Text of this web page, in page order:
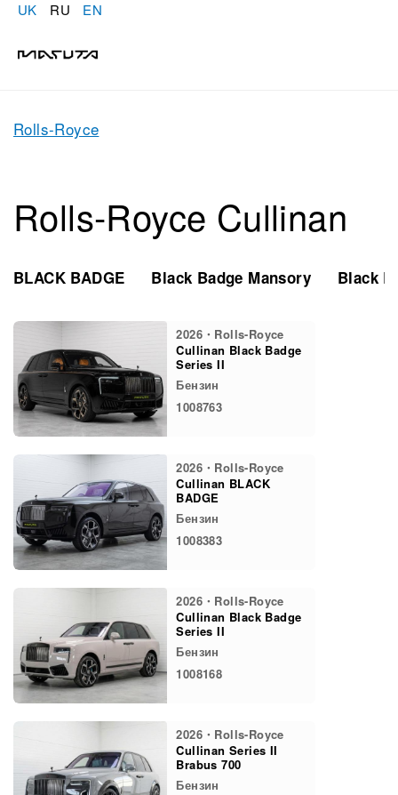
UK RU EN
Rolls-Royce
Rolls-Royce Cullinan
BLACK BADGE Black Badge Mansory Black
2026・Rolls-Royce
Cullinan Black Badge
Series II
Бензин
1008763
2026・Rolls-Royce
Cullinan BLACK
BADGE
Бензин
1008383
2026・Rolls-Royce
Cullinan Black Badge
Series II
Бензин
1008168
2026・Rolls-Royce
Cullinan Series II
Brabus 700
Бензин